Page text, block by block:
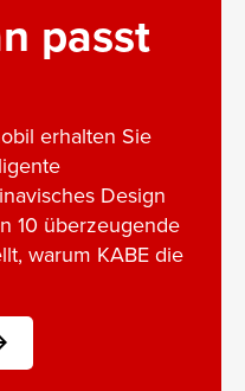
passt
erhalten Sie
Design
10 überzeugende
warum KABE die